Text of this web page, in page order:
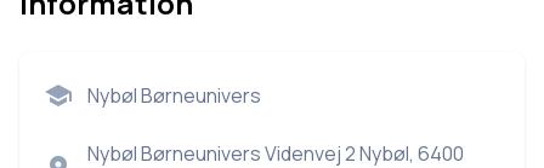
Nybøl Børneunivers
Nybøl Børneunivers Videnvej 2 Nybøl, 6400